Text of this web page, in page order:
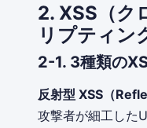
2. XSS（ク
リプティン
2-1. 3種類の
反射型 XSS（
攻撃者が細工した